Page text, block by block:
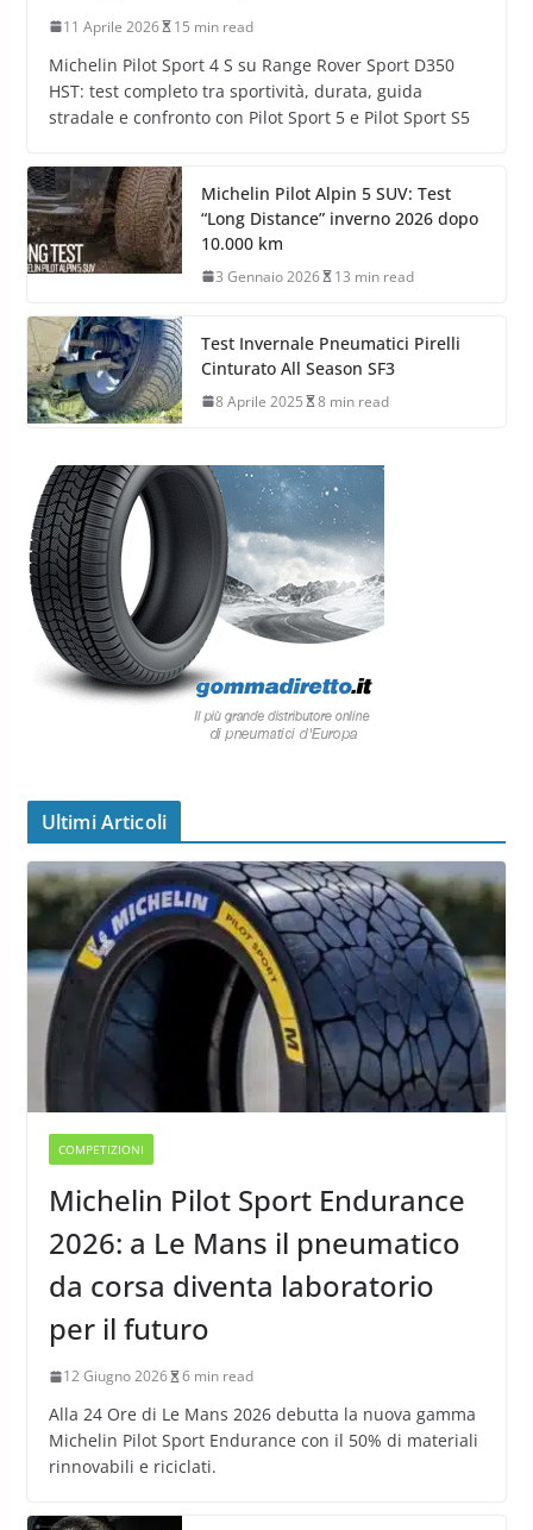
11 Aprile 2026 15 min read
Michelin Pilot Sport 4 S su Range Rover Sport D350
HST: test completo tra sportività, durata, guida
stradale e confronto con Pilot Sport 5 e Pilot Sport S5
Michelin Pilot Alpin 5 SUV: Test
“Long Distance” inverno 2026 dopo
10.000 km
3 Gennaio 2026 13 min read
Test Invernale Pneumatici Pirelli
Cinturato All Season SF3
8 Aprile 2025 8 min read
Ultimi Articoli
COMPETIZIONI
Michelin Pilot Sport Endurance
2026: a Le Mans il pneumatico
da corsa diventa laboratorio
per il futuro
12 Giugno 2026 6 min read
Alla 24 Ore di Le Mans 2026 debutta la nuova gamma
Michelin Pilot Sport Endurance con il 50% di materiali
rinnovabili e riciclati.